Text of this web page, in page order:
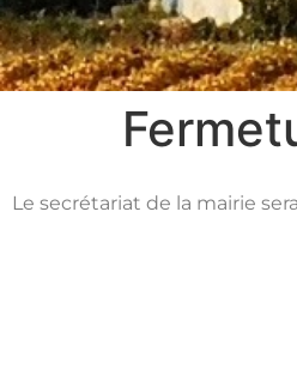
Le secrétariat de la mairie